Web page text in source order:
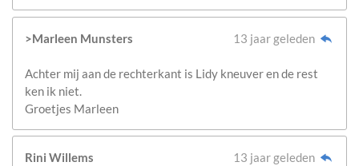
>Marleen Munsters 13 jaar geleden
Achter mij aan de rechterkant is Lidy kneuver en de rest
ken ik niet.
Groetjes Marleen
Rini Willems
13 jaar geleden